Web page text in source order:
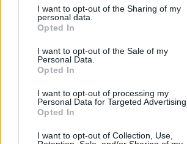
not limited to your visit or usage behaviour.
grant or deny consent to Google and its
use your data for below specified purposes
consent section.
I want to opt-out of the Sharing of my
personal data.
Opted In
I want to opt-out of the Sale of my
Personal Data.
Opted In
I want to opt-out of processing my
Personal Data for Targeted Advertising.
Opted In
I want to opt-out of Collection, Use,
szabályzatot!